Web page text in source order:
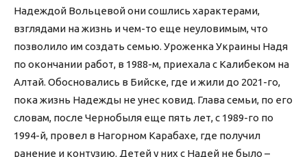
Надеждой Вольцевой они сошлись характерами,
взглядами на жизнь и чем-то еще неуловимым, что
позволило им создать семью. Уроженка Украины Надя
по окончании работ, в 1988-м, приехала с Калибеком на
Алтай. Обосновались в Бийске, где и жили до 2021-го,
пока жизнь Надежды не унес ковид. Глава семьи, по его
словам, после Чернобыля еще пять лет, с 1989-го по
1994-й, провел в Нагорном Карабахе, где получил
ранение и контузию. Детей у них с Надей не было –